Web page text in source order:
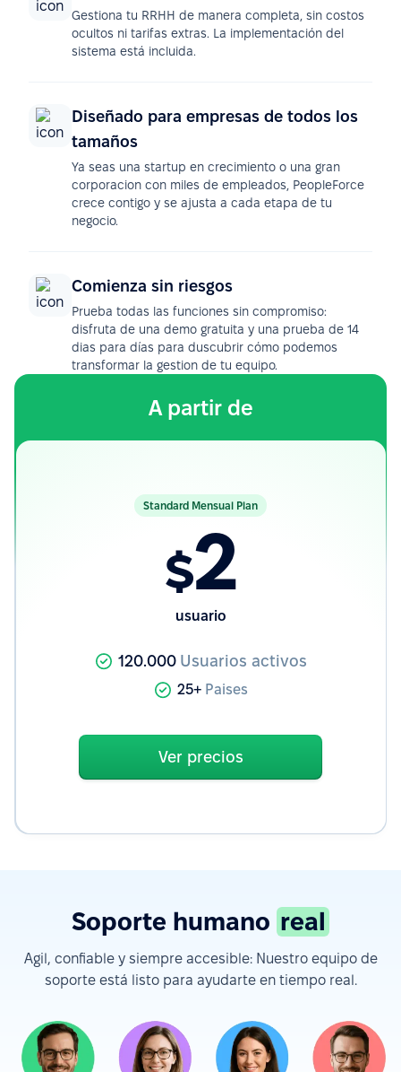
Gestiona tu RRHH de manera completa, sin costos
ocultos ni tarifas extras. La implementación del
sistema está incluida.
Diseñado para empresas de todos los
tamaños
Ya seas una startup en crecimiento o una gran
corporacion con miles de empleados, PeopleForce
crece contigo y se ajusta a cada etapa de tu
negocio.
Comienza sin riesgos
Prueba todas las funciones sin compromiso:
disfruta de una demo gratuita y una prueba de 14
dias para días para duscubrir cómo podemos
transformar la gestion de tu equipo.
A partir de
Standard Mensual Plan
$2
usuario
120.000 Usuarios activos
25+ Paises
Ver precios
Soporte humano real
Agil, confiable y siempre accesible: Nuestro equipo de
soporte está listo para ayudarte en tiempo real.